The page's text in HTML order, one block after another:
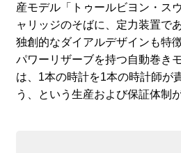
産モデル「トゥールビヨン・ス
ャリッジのそばに、定力装置で
独創的なダイアルデザインも特
パワーリザーブを持つ自動巻き
は、1本の時計を1本の時計師が
う、という生産および保証体制